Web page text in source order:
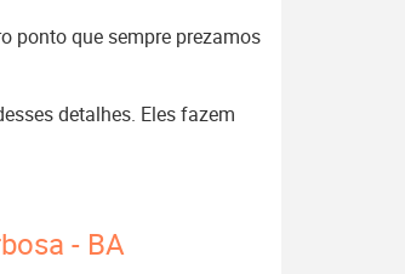
ponto que sempre prezamos
detalhes. Eles fazem
- BA